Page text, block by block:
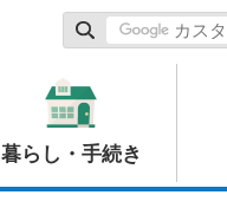
暮らし・手続き